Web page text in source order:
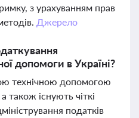
з урахуванням прав
Джерело
допомоги в Україні?
технічною допомогою
також існують чіткі
податків